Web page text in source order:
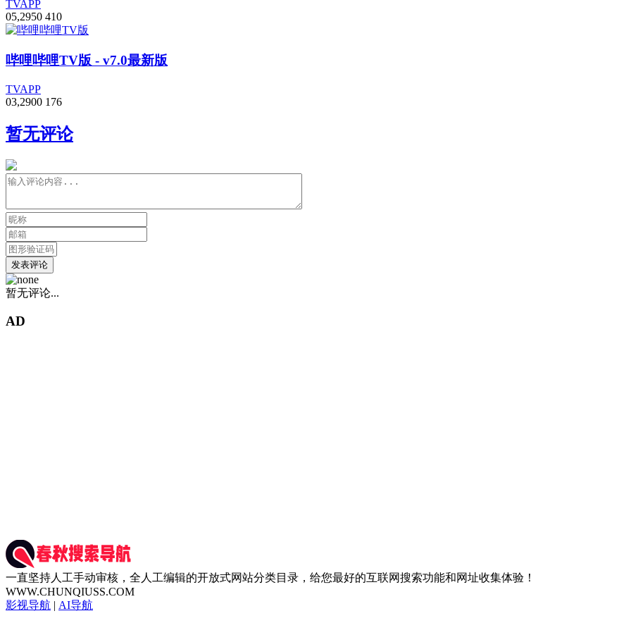
TVAPP
05,2950 410
哔哩哔哩TV版 - v7.0最新版
TVAPP
03,2900 176
暂无评论
发表评论
暂无评论...
AD
一直坚持人工手动审核，全人工编辑的开放式网站分类目录，给您最好的互联网搜索功能和网址收集体验！
WWW.CHUNQIUSS.COM
影视导航 | AI导航